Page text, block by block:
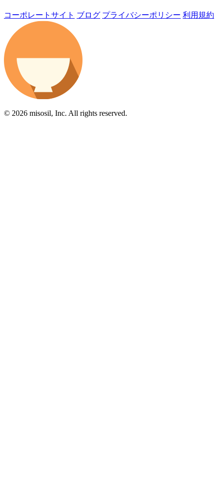
コーポレートサイト ブログ プライバシーポリシー 利用規約
© 2026 misosil, Inc. All rights reserved.